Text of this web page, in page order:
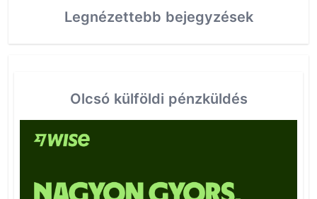
Legnézettebb bejegyzések
Olcsó külföldi pénzküldés